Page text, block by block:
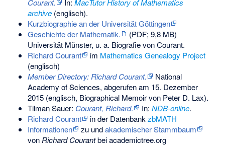
Courant.
In: MacTutor History of Mathematics
archive(englisch).
Kurzbiographie an der Universität Göttingen
Geschichte der Mathematik.
(PDF; 9,8 MB)
Universität Münster, u. a. Biografie von Courant.
Richard Courant
im Mathematics Genealogy Project
(englisch)
Member Directory: Richard Courant.
National
Academy of Sciences, abgerufen am 15. Dezember
2015(englisch, Biographical Memoir von Peter D. Lax).
Tilman Sauer: Courant, Richard. In: NDB-online.
Richard Courant
in der Datenbank zbMATH
Informationen
zu undakademischer Stammbaum
von Richard Courantbei academictree.org